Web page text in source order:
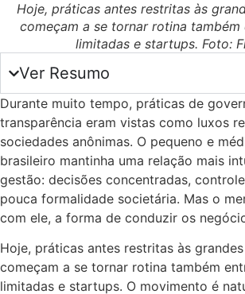
Hoje, práticas antes restritas às
começam a se tornar rotina também
limitadas e startups. Foto:
Ver Resumo
Durante muito tempo, práticas de
transparência eram vistas como luxos
sociedades anônimas. O pequeno e
brasileiro mantinha uma relação mais
gestão: decisões concentradas,
pouca formalidade societária. Mas o
com ele, a forma de conduzir os
Hoje, práticas antes restritas às
começam a se tornar rotina também
limitadas e startups. O movimento é